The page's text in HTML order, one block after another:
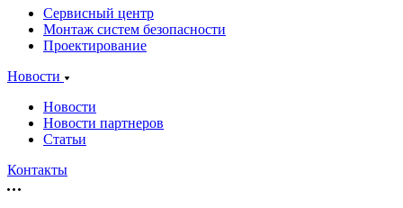
Сервисный центр
Монтаж систем безопасности
Проектирование
Новости
Новости
Новости партнеров
Статьи
Контакты